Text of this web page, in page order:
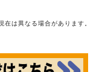
在は異なる場合があります。